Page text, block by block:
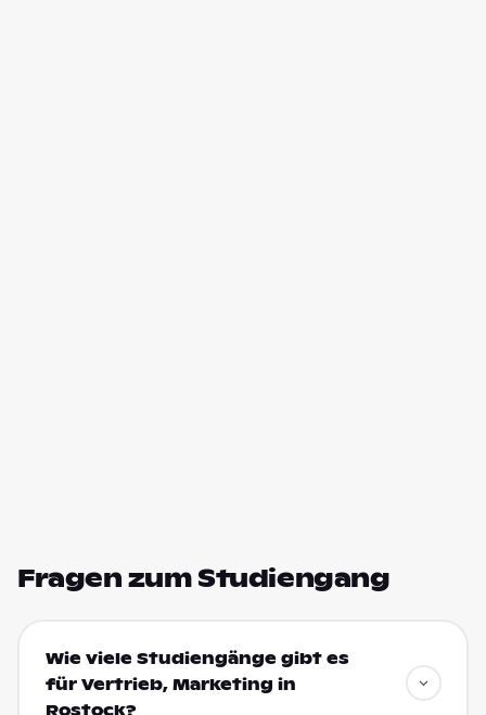
Fragen zum Studiengang
Wie viele Studiengänge gibt es
für Vertrieb, Marketing in
Rostock?